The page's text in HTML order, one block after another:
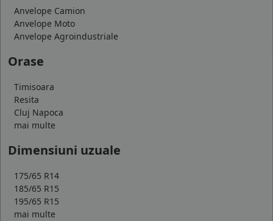
Anvelope Camion
Anvelope Moto
Anvelope Agroindustriale
Orase
Timisoara
Resita
Cluj Napoca
mai multe
Dimensiuni uzuale
175/65 R14
185/65 R15
195/65 R15
mai multe